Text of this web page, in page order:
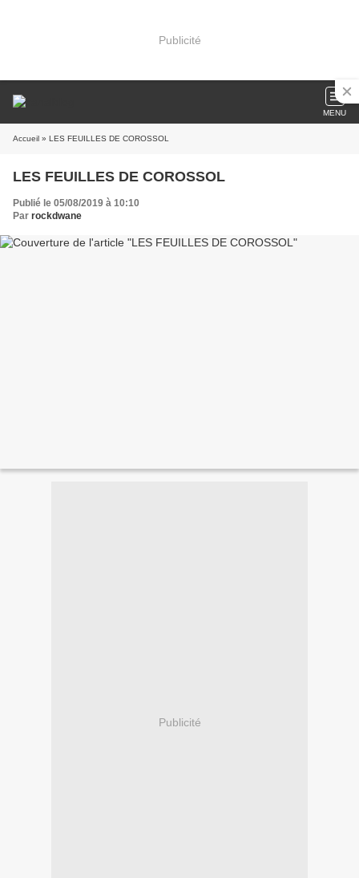
Publicité
MENU
Accueil » LES FEUILLES DE COROSSOL
LES FEUILLES DE COROSSOL
Publié le 05/08/2019 à 10:10
Par rockdwane
Publicité